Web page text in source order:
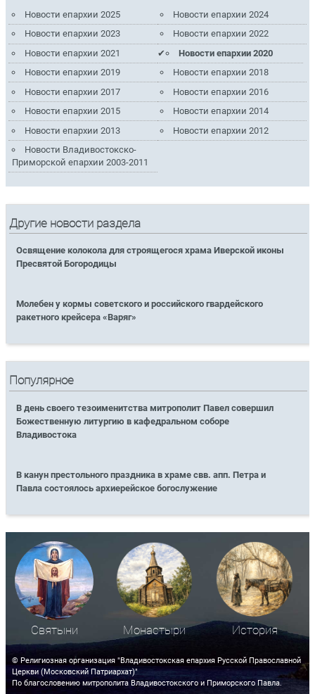
Новости епархии 2025
Новости епархии 2024
Новости епархии 2023
Новости епархии 2022
Новости епархии 2021
Новости епархии 2020
Новости епархии 2019
Новости епархии 2018
Новости епархии 2017
Новости епархии 2016
Новости епархии 2015
Новости епархии 2014
Новости епархии 2013
Новости епархии 2012
Новости Владивостокско-
Приморской епархии 2003-2011
Другие новости раздела
Освящение колокола для строящегося храма Иверской иконы
Пресвятой Богородицы
Молебен у кормы советского и российского гвардейского
ракетного крейсера «Варяг»
Популярное
В день своего тезоименитства митрополит Павел совершил
Божественную литургию в кафедральном соборе
Владивостока
В канун престольного праздника в храме свв. апп. Петра и
Павла состоялось архиерейское богослужение
Святыни Монастыри История
© Религиозная организация "Владивостокская епархия Русской Православной
Церкви (Московский Патриархат)"
По благословению митрополита Владивостокского и Приморского Павла.